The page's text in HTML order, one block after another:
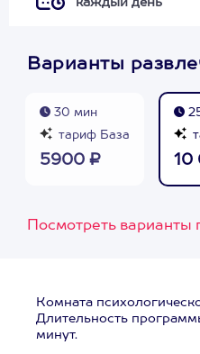
каждый день
Варианты
30 мин
тариф База
5900 ₽ 10
Посмотреть варианты
Комната
Длительность
минут.